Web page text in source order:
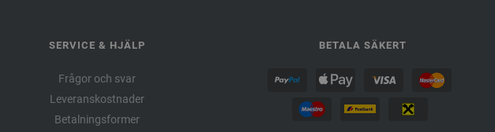
SERVICE & HJÄLP
Frågor och svar
Leveranskostnader
Betalningsformer
BETALA SÄKERT